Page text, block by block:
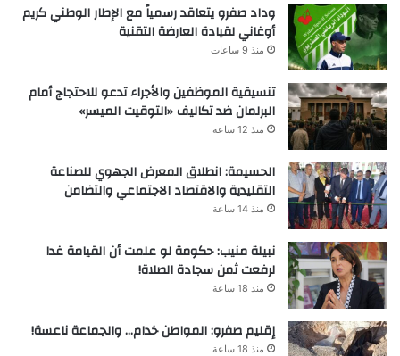
وداد صفرو يتعاقد رسمياً مع الإطار الوطني كريم
أوغاني لقيادة العارضة التقنية
منذ 9 ساعات
تنسيقية الموظفين والأجراء تدعو للاحتجاج أمام
البرلمان ضد تكاليف «التوقيت الميسر»
منذ 12 ساعة
الحسيمة: انطلاق المعرض الجهوي للصناعة
التقليدية والاقتصاد الاجتماعي والتضامن
منذ 14 ساعة
نبيلة منيب: حكومة لو علمت أن القيامة غدا
لرفعت ثمن سجادة الصلاة!
منذ 18 ساعة
إقليم صفرو: المواطن خدام… والجماعة ناعسة!
منذ 18 ساعة